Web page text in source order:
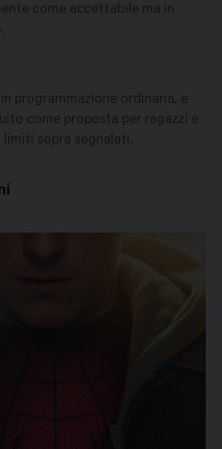
come accettabile ma in
programmazione ordinaria, e
come proposta per ragazzi e
limiti sopra segnalati.